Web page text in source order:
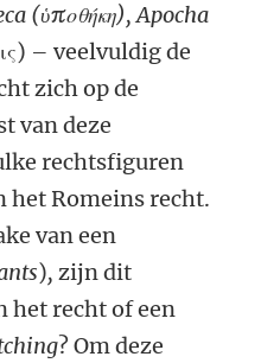
(ὑποθήκη), Apocha
– veelvuldig de
zich op de
van deze
rechtsfiguren
Romeins recht.
van een
), zijn dit
het recht of een
? Om deze